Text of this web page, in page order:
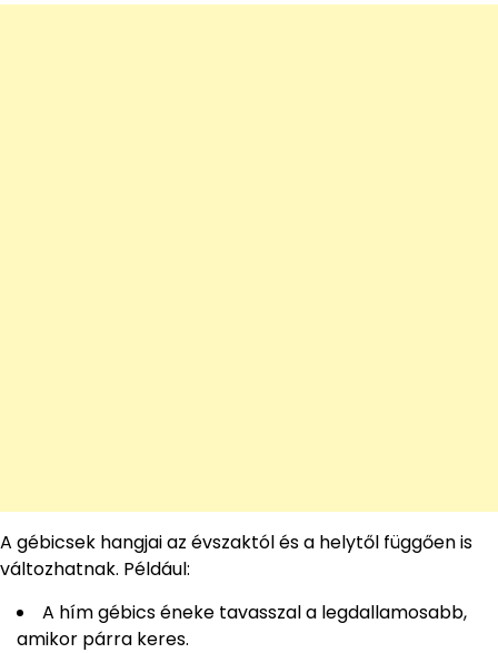
A gébicsek hangjai az évszaktól és a helytől függően is
változhatnak. Például:
A hím gébics éneke tavasszal a legdallamosabb,
amikor párra keres.